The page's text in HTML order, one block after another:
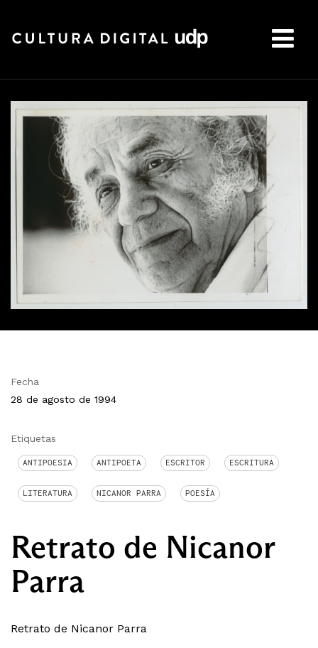
Fecha
28 de agosto de 1994
Etiquetas
ANTIPOESIA ANTIPOETA ESCRITOR ESCRITURA
LITERATURA NICANOR PARRA POESÍA
Retrato de Nicanor
Parra
Retrato de Nicanor Parra